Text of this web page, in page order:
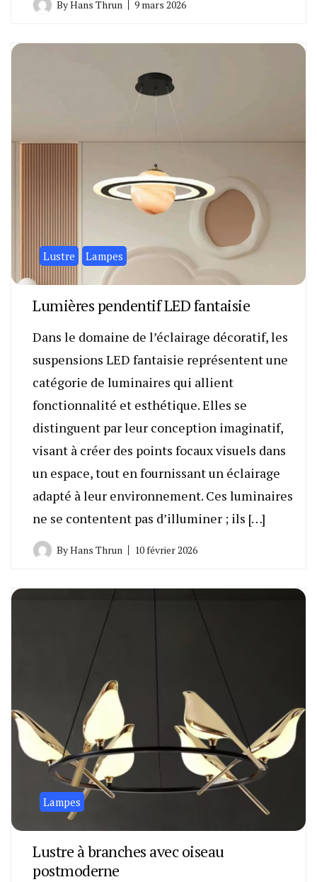
ByHans Thrun 9 mars 2026
Lustre Lampes
Lumières pendentif LED fantaisie
Dans le domaine de l’éclairage décoratif, les
suspensions LED fantaisie représentent une
catégorie de luminaires qui allient
fonctionnalité et esthétique. Elles se
distinguent par leur conception imaginatif,
visant à créer des points focaux visuels dans
un espace, tout en fournissant un éclairage
adapté à leur environnement. Ces luminaires
ne se contentent pas d’illuminer ; ils […]
ByHans Thrun 10 février 2026
Lampes
Lustre à branches avec oiseau
postmoderne